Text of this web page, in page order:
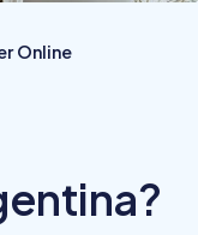
Online